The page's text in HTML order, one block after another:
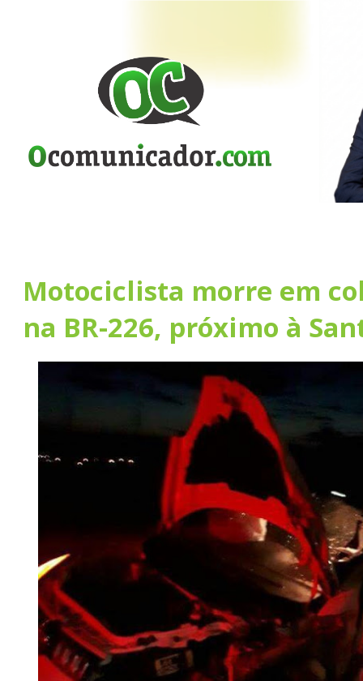
Motociclista morre em
na BR-226, próximo à